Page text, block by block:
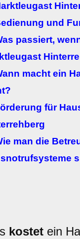
und
passiert,
macht ein
für
man die
kostet ein